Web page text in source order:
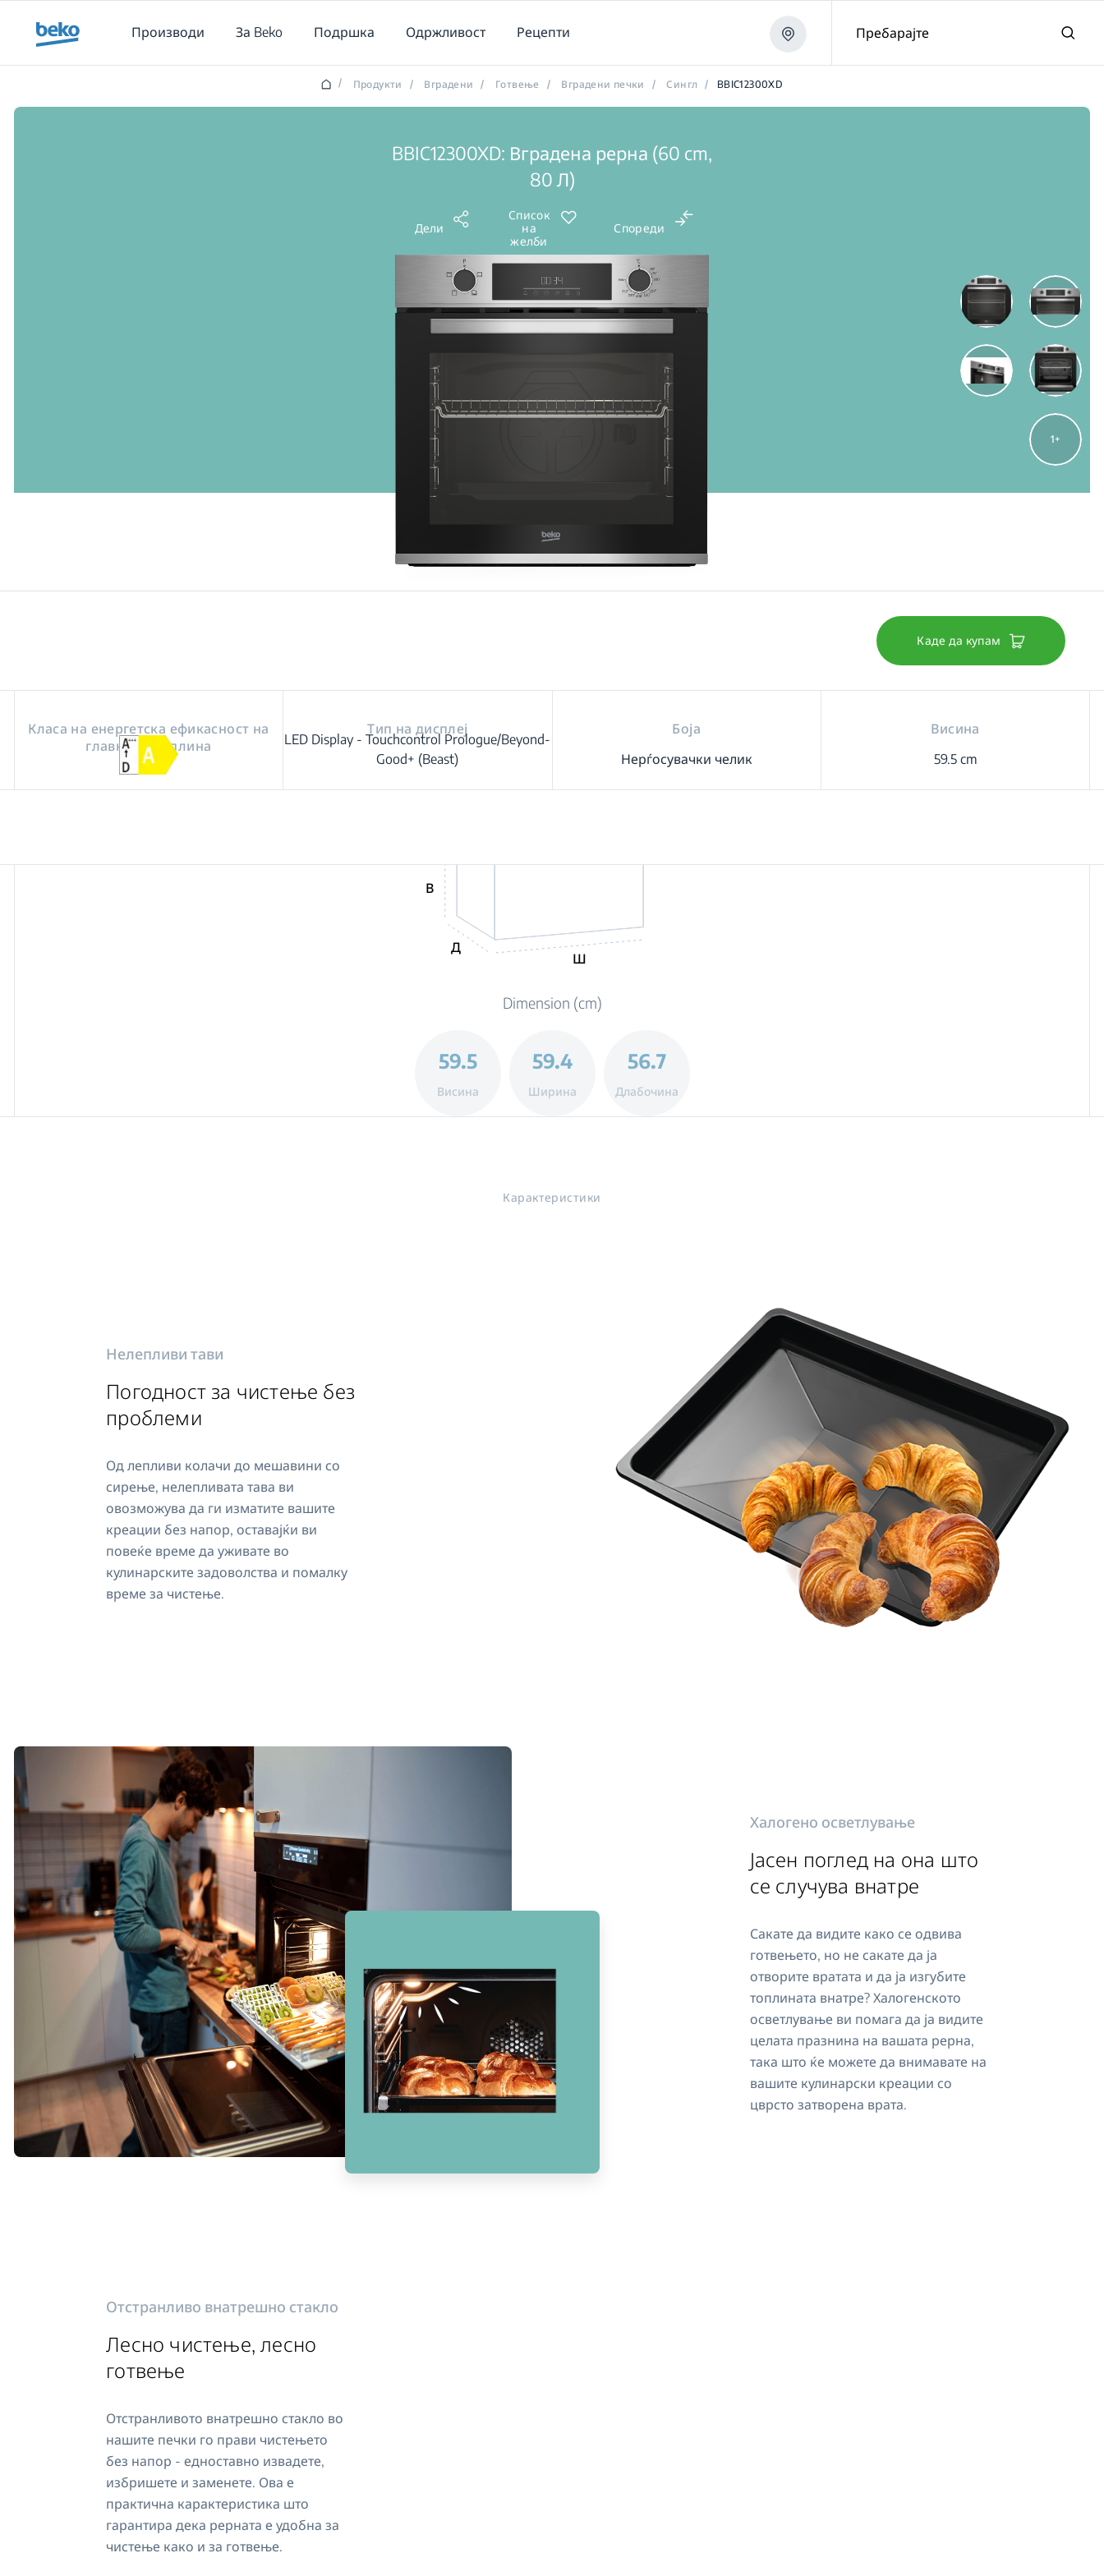
Производи
За Beko Подршка Одржливост Рецепти Пребарајте
/ Продукти / Вградени / Готвење / Вградени печки / Сингл / BBIC12300XD
BBIC12300XD: Вградена рерна (60 cm,
80 Л)
Дели
Список
на
желби
Спореди
1
Каде да купам
Класа на енергетска ефикасност на
главната шуплина
Тип на дисплеј
LED Display - Touchcontrol Prologue/Beyond-
Good+ (Beast)
Боја
Нерѓосувачки челик
Висина
59.5 cm
В
Д
Ш
Dimension (cm)
59.5
Висина
59.4
Ширина
56.7
Длабочина
Карактеристики
Нелепливи тави
Погодност за чистење без
проблеми
Од лепливи колачи до мешавини со
сирење, нелепливата тава ви
овозможува да ги изматите вашите
креации без напор, оставајќи ви
повеќе време да уживате во
кулинарските задоволства и помалку
време за чистење.
Халогено осветлување
Јасен поглед на она што
се случува внатре
Сакате да видите како се одвива
готвењето, но не сакате да ја
отворите вратата и да ја изгубите
топлината внатре? Халогенското
осветлување ви помага да ја видите
целата празнина на вашата рерна,
така што ќе можете да внимавате на
вашите кулинарски креации со
цврсто затворена врата.
Отстранливо внатрешно стакло
Лесно чистење, лесно
готвење
Отстранливото внатрешно стакло во
нашите печки го прави чистењето
без напор - едноставно извадете,
избришете и заменете. Ова е
практична карактеристика што
гарантира дека рерната е удобна за
чистење како и за готвење.